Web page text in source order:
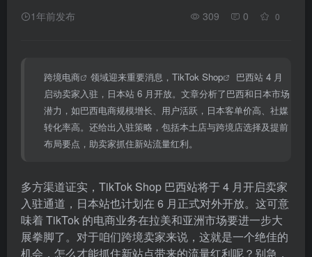
1年前发布 309 0 0
跨境电商 领域迎来重要消息， TikTok Shop
巴西站 4 月
启动卖家入驻，日本站 6 月开放。文章分析了巴西和日本市场
潜力，如巴西电商规模增长、用户活跃，日本客单价高、社媒
转化率高。还给出入驻策略，包括本土店与跨境店选择及提前
布局要点，助卖家抓住新站流量红利。
多方渠道证实，TikTok Shop 巴西站将于 4 月开启卖家
入驻通道，日本站也计划在 6 月正式对外开放。这可意
味着 TikTok 的电商业务在拉美和亚洲市场要进一步大
展拳脚了。对于咱们跨境卖家来说，这就是一个绝佳的
机会，怎么才能抓住新站点带来的流量红利呢？别急，